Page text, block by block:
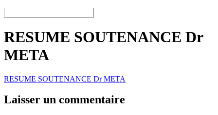
RESUME SOUTENANCE Dr
META
RESUME SOUTENANCE Dr META
Laisser un commentaire